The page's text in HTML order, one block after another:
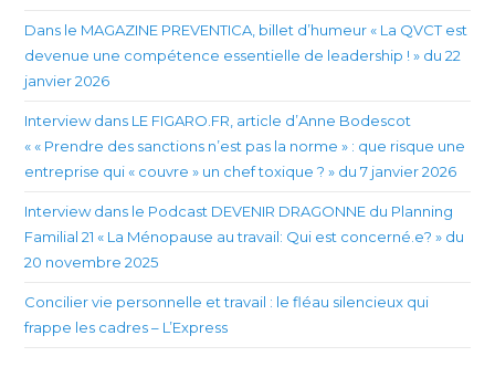
Dans le MAGAZINE PREVENTICA, billet d’humeur « La QVCT est
devenue une compétence essentielle de leadership ! » du 22
janvier 2026
Interview dans LE FIGARO.FR, article d’Anne Bodescot
« « Prendre des sanctions n’est pas la norme » : que risque une
entreprise qui « couvre » un chef toxique ? » du 7 janvier 2026
Interview dans le Podcast DEVENIR DRAGONNE du Planning
Familial 21 « La Ménopause au travail: Qui est concerné.e? » du
20 novembre 2025
Concilier vie personnelle et travail : le fléau silencieux qui
frappe les cadres – L’Express